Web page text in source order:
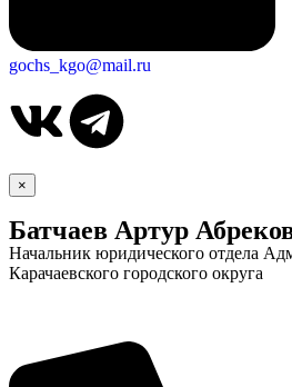
gochs_kgo@mail.ru
×
Батчаев Артур
Начальник юридического отдела
Карачаевского городского округа